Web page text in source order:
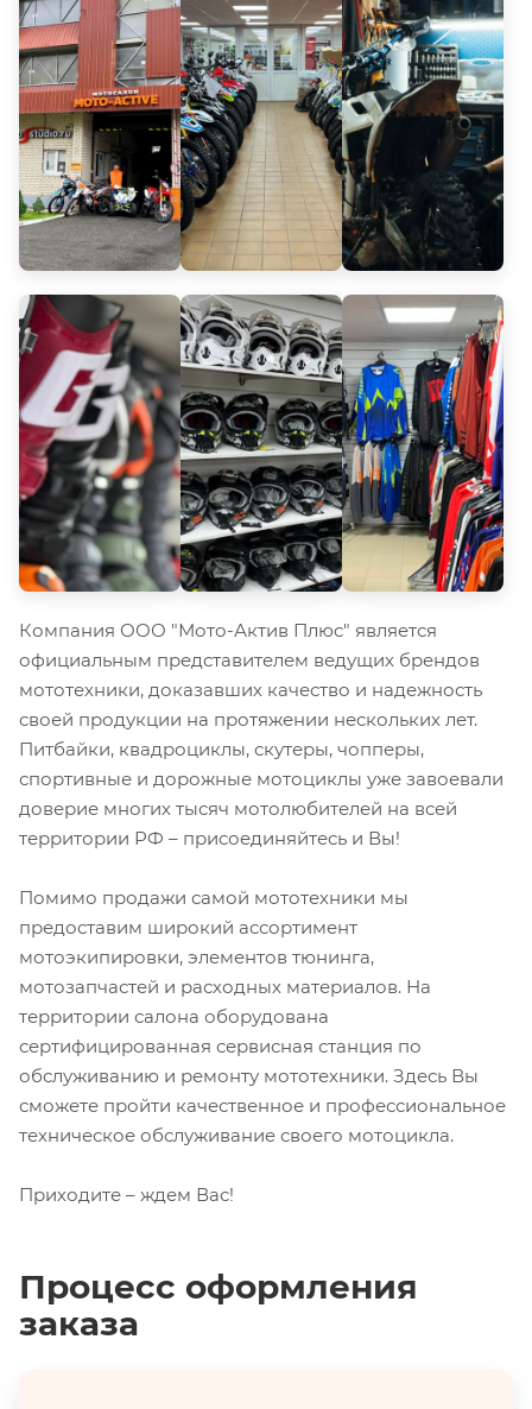
Компания ООО "Мото-Актив Плюс" является
официальным представителем ведущих брендов
мототехники, доказавших качество и надежность
своей продукции на протяжении нескольких лет.
Питбайки, квадроциклы, скутеры, чопперы,
спортивные и дорожные мотоциклы уже завоевали
доверие многих тысяч мотолюбителей на всей
территории РФ – присоединяйтесь и Вы!
Помимо продажи самой мототехники мы
предоставим широкий ассортимент
мотоэкипировки, элементов тюнинга,
мотозапчастей и расходных материалов. На
территории салона оборудована
сертифицированная сервисная станция по
обслуживанию и ремонту мототехники. Здесь Вы
сможете пройти качественное и профессиональное
техническое обслуживание своего мотоцикла.
Приходите – ждем Вас!
Процесс оформления
заказа